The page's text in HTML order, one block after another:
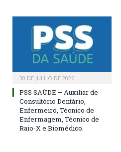
30 DE JULHO DE 2026
PSS SAÚDE – Auxiliar de
Consultório Dentário,
Enfermeiro, Técnico de
Enfermagem, Técnico de
Raio-X e Biomédico.